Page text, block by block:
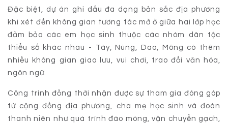
Đặc biệt, dự án ghi dấu đa dạng bản sắc địa phương
khi xét đến không gian tương tác mở ở giữa hai lớp học
đảm bảo các em học sinh thuộc các nhóm dân tộc
thiểu số khác nhau - Tày, Nùng, Dao, Mông có thêm
nhiều không gian giao lưu, vui chơi, trao đổi văn hóa,
ngôn ngữ.
Công trình đồng thời nhận được sự tham gia đóng góp
từ cộng đồng địa phương, cha mẹ học sinh và đoàn
thanh niên như quá trình đào móng, vận chuyển gạch,